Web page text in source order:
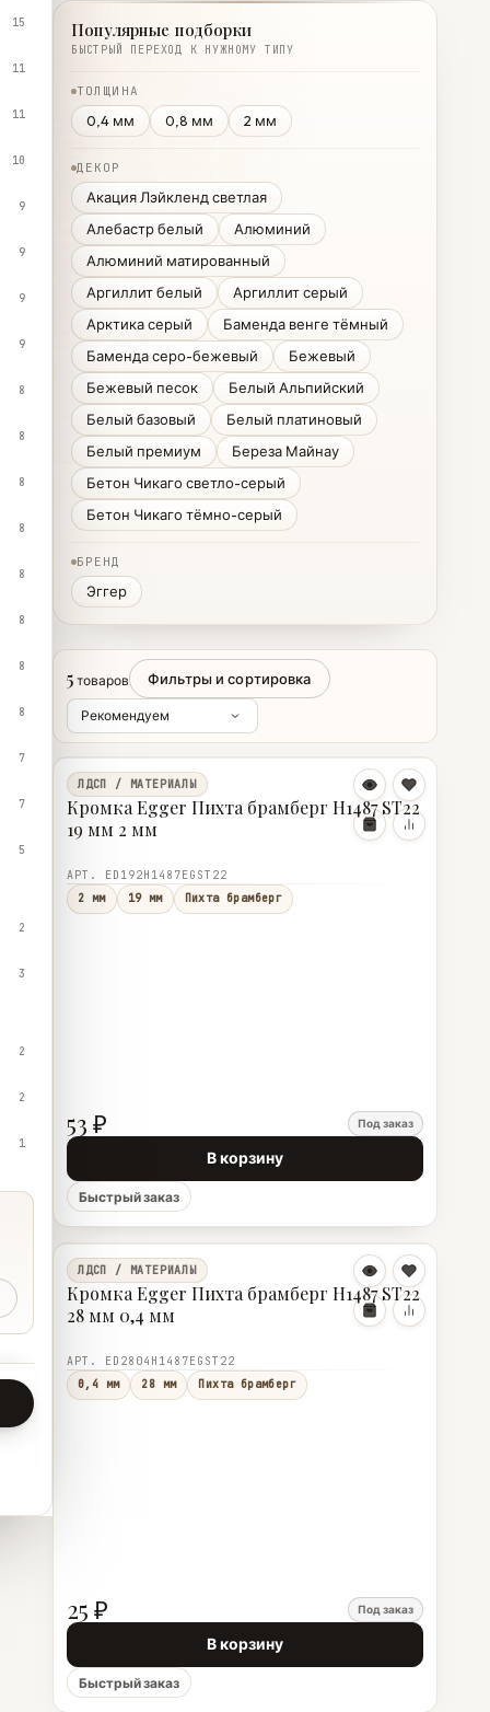
15
11
11
10
9
9
9
9
8
8
8
8
8
8
8
8
7
7
5
2
3
2
2
1
Популярные подборки
БЫСТРЫЙ ПЕРЕХОД К НУЖНОМУ ТИПУ
ТОЛЩИНА
0,4 мм 0,8 мм 2 мм
ДЕКОР
Акация Лэйкленд светлая
Алебастр белый
Алюминий
Алюминий матированный
Аргиллит белый
Аргиллит серый
Арктика серый
Баменда венге тёмный
Баменда серо-бежевый
Бежевый
Бежевый песок
Белый Альпийский
Белый базовый
Белый платиновый
Белый премиум
Береза Майнау
Бетон Чикаго светло-серый
Бетон Чикаго тёмно-серый
БРЕНД
Эггер
5 товаров Фильтры и сортировка
ЛДСП / МАТЕРИАЛЫ
Кромка Egger Пихта брамберг Н1487 ST22
19 мм 2 мм
АРТ. ED192Н1487EGST22
2 мм
19 мм Пихта брамберг
53 ₽ Под заказ
В корзину
Быстрый заказ
ЛДСП / МАТЕРИАЛЫ
Кромка Egger Пихта брамберг Н1487 ST22
28 мм 0,4 мм
АРТ. ED2804Н1487EGST22
0,4 мм
28 мм Пихта брамберг
25 ₽ Под заказ
В корзину
Быстрый заказ